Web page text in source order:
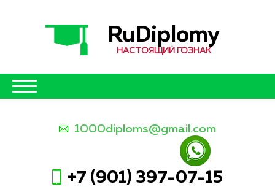
RuDiplomy
НАСТОЯЩИЙ ГОЗНАК
1000diploms@gmail.com
+7 (901) 397-07-15